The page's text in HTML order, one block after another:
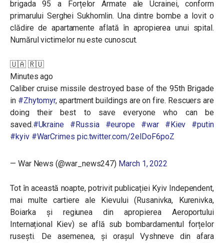
brigada 95 a Forțelor Armate ale Ucrainei, conform
primarului Serghei Sukhomlin. Una dintre bombe a lovit o
clădire de apartamente aflată în apropierea unui spital.
Numărul victimelor nu este cunoscut.
🇺🇦 🇷🇺
Minutes ago
Caliber cruise missile destroyed base of the 95th Brigade
in #Zhytomyr, apartment buildings are on fire. Rescuers are
doing their best to save everyone who can be
saved.#Ukraine #Russia #europe #war #Kiev
#putin
#kyiv #WarCrimes pic.twitter.com/2eIDoF6poZ
— War News (@war_news247) March 1, 2022
Tot în această noapte, potrivit publicației Kyiv Independent,
mai multe cartiere ale Kievului (Rusanivka, Kurenivka,
Boiarka și regiunea din apropierea Aeroportului
Internațional Kiev) se află sub bombardamentul forțelor
rusești. De asemenea, și orașul Vyshneve din afara